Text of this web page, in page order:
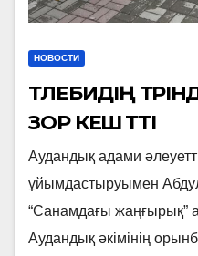
НОВОСТИ
ТӨЛЕБИДІҢ
ЗОР КЕШ ӨТТІ
Аудандық адами
ұйымдастыруымен
“Санамдағы жаңғырық”
Аудандық әкімінің